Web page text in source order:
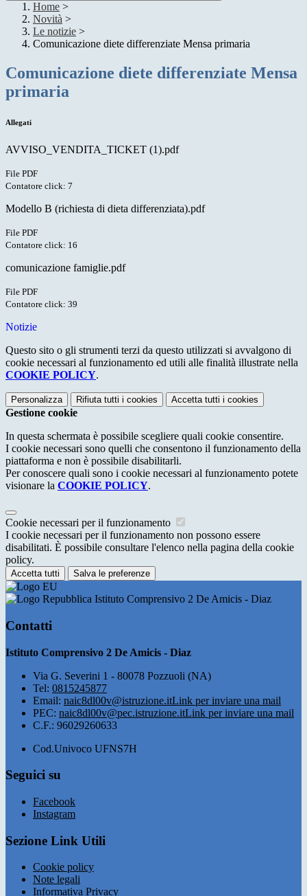
Home >
Novità >
Le notizie >
Comunicazione diete differenziate Mensa primaria
Comunicazione diete differenziate Mensa
primaria
Allegati
AVVISO_VENDITA_TICKET (1).pdf
File PDF
Contatore click: 7
Modello B (richiesta di dieta differenziata).pdf
File PDF
Contatore click: 16
comunicazione famiglie.pdf
File PDF
Contatore click: 39
Notizie
Questo sito o gli strumenti terzi da questo utilizzati si avvalgono di
cookie necessari al funzionamento ed utili alle finalità illustrate nella
COOKIE POLICY.
Personalizza Rifiuta tutti i cookies Accetta tutti i cookies
Gestione cookie
In questa schermata è possibile scegliere quali cookie consentire.
I cookie necessari sono quelli che consentono il funzionamento della
piattaforma e non è possibile disabilitarli.
Per conoscere quali sono i cookie necessari al funzionamento potete
visionare la COOKIE POLICY.
Cookie necessari per il funzionamento
I cookie necessari per il funzionamento non possono essere
disabilitati. È possibile consultare l'elenco nella pagina della cookie
policy.
Accetta tutti Salva le preferenze
Istituto Comprensivo 2 De Amicis - Diaz
Contatti
Istituto Comprensivo 2 De Amicis - Diaz
Via G. Severini 1 - 80078 Pozzuoli (NA)
Tel: 0815245877
Email: naic8dl00v@istruzione.itLink per inviare una mail
PEC: naic8dl00v@pec.istruzione.itLink per inviare una mail
C.F.: 96029260633
Cod.Univoco UFNS7H
Seguici su
Facebook
Instagram
Sezione Link Utili
Cookie policy
Note legali
Informativa Privacy